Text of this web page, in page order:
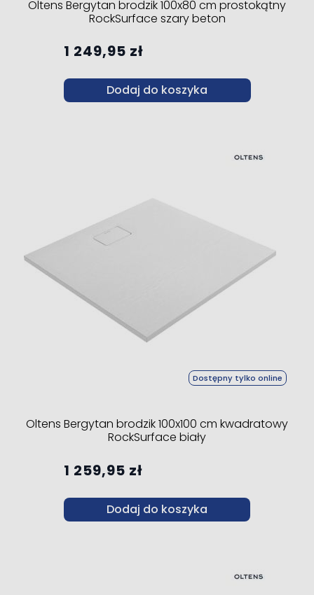
Oltens Bergytan brodzik 100x80 cm prostokątny
RockSurface szary beton
1 249,95 zł
Dodaj do koszyka
Dostępny tylko online
Oltens Bergytan brodzik 100x100 cm kwadratowy
RockSurface biały
1 259,95 zł
Dodaj do koszyka